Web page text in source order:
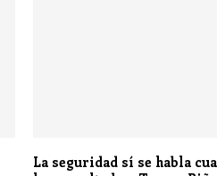
La seguridad sí se habla